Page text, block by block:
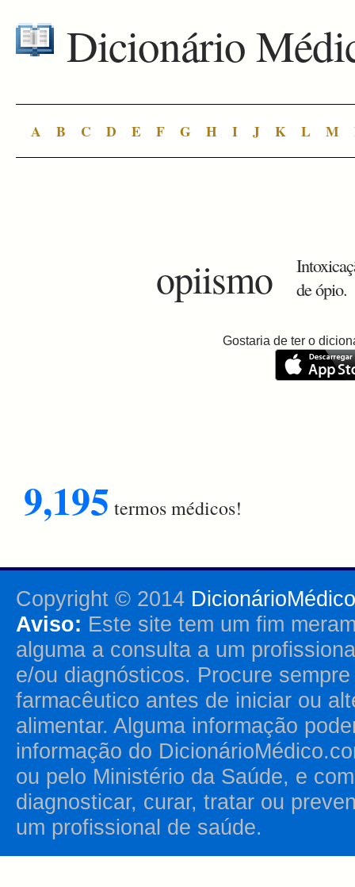
Dicionário
A B C D E F G H I J K L M
opiismo
de ópio.
Gostaria de ter o
9,195 termos médicos!
Copyright © 2014
Aviso: Este site tem um fim
alguma a consulta a um
e/ou diagnósticos. Procure
farmacêutico antes de iniciar ou
alimentar. Alguma informação
informação do
ou pelo Ministério da Saúde, e
diagnosticar, curar, tratar ou
um profissional de saúde.